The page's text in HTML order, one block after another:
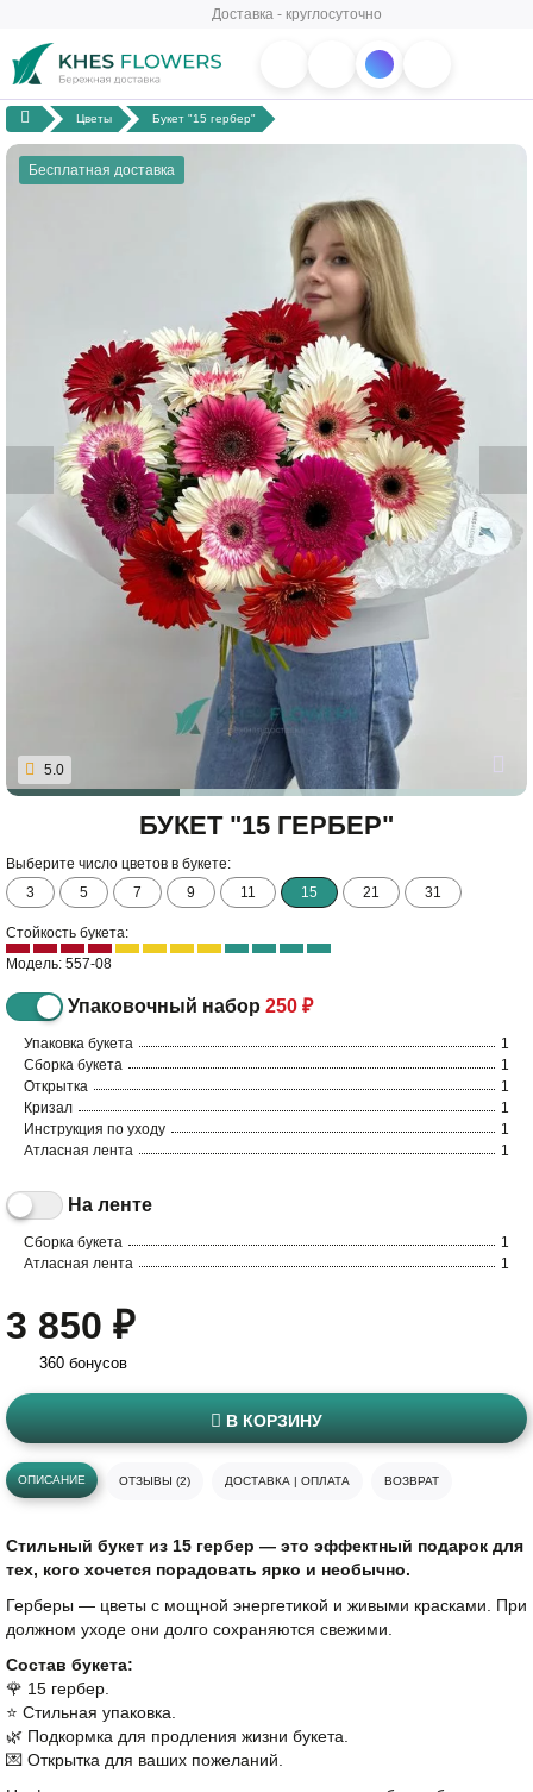
Доставка - круглосуточно
Цветы Букет "15 гербер"
Бесплатная доставка
5.0
БУКЕТ "15 ГЕРБЕР"
Выберите число цветов в букете:
3
5 7 9 11 15 21 31
Стойкость букета:
Модель: 557-08
Упаковочный набор 250 ₽
Упаковка букета
1
Сборка букета
1
Открытка
1
Кризал
1
Инструкция по уходу
1
Атласная лента
1
На ленте
Сборка букета
1
Атласная лента
1
3 850 ₽
360 бонусов
В КОРЗИНУ
ОПИСАНИЕ ОТЗЫВЫ (2) ДОСТАВКА | ОПЛАТА ВОЗВРАТ
Стильный букет из 15 гербер — это эффектный подарок для
тех, кого хочется порадовать ярко и необычно.
Герберы — цветы с мощной энергетикой и живыми красками. При
должном уходе они долго сохраняются свежими.
Состав букета:
🌹 15 гербер.
⭐️ Стильная упаковка.
🌿 Подкормка для продления жизни букета.
💌 Открытка для ваших пожеланий.